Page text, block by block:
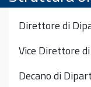
Direttore di
Vice Direttore
Decano di